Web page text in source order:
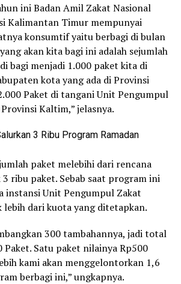
ini Badan Amil Zakat Nasional
Kalimantan Timur mempunyai
konsumtif yaitu berbagi di bulan
akan kita bagi ini adalah sejumlah
bagi menjadi 1.000 paket kita di
kota yang ada di Provinsi
Paket di tangani Unit Pengumpul
Kaltim,” jelasnya.
paket melebihi dari rencana
3 ribu paket. Sebab saat program ini
instansi Unit Pengumpul Zakat
lebih dari kuota yang ditetapkan.
300 tambahannya, jadi total
Paket. Satu paket nilainya Rp500
kami akan menggelontorkan 1,6
berbagi ini,” ungkapnya.